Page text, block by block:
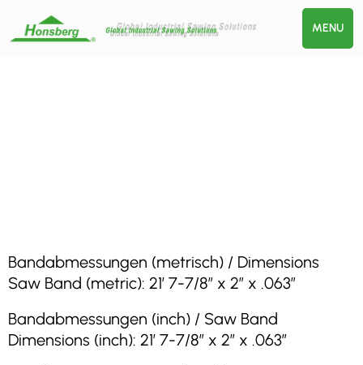
MENU
Bandabmessungen (metrisch) / Dimensions
Saw Band (metric): 21′ 7-7/8″ x 2″ x .063″
Bandabmessungen (inch) / Saw Band
Dimensions (inch): 21′ 7-7/8″ x 2″ x .063″